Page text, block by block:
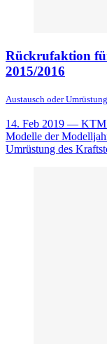
Rückrufaktion
2015/2016
Austausch oder
14. Feb 2019 — KTM
Modelle der
Umrüstung des